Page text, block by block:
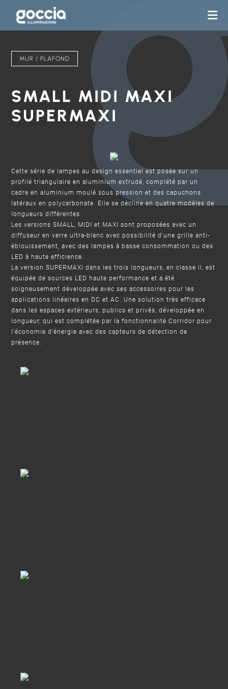
MUR / PLAFOND
Cette série de lampes au design essentiel est posée sur un
profilé triangulaire en aluminium extrudé, complété par un
cadre en aluminium moulé sous pression et des capuchons
latéraux en polycarbonate. Elle se décline en quatre modèles de
longueurs différentes.
Les versions SMALL, MIDI et MAXI sont proposées avec un
diffuseur en verre ultra-blanc avec possibilité d'une grille anti-
éblouissement, avec des lampes à basse consommation ou des
LED à haute efficience.
La version SUPERMAXI dans les trois longueurs, en classe II, est
équipée de sources LED haute performance et a été
soigneusement développée avec ses accessoires pour les
applications linéaires en DC et AC. Une solution très efficace
dans les espaces extérieurs, publics et privés, développée en
longueur, qui est complétée par la fonctionnalité Corridor pour
l'économie d'énergie avec des capteurs de détection de
présence.
SMALL MIDI MAXI
SUPERMAXI